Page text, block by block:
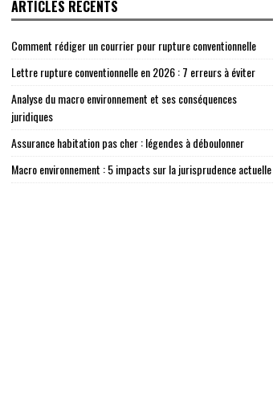
ARTICLES RÉCENTS
Comment rédiger un courrier pour rupture conventionnelle
Lettre rupture conventionnelle en 2026 : 7 erreurs à éviter
Analyse du macro environnement et ses conséquences
juridiques
Assurance habitation pas cher : légendes à déboulonner
Macro environnement : 5 impacts sur la jurisprudence actuelle